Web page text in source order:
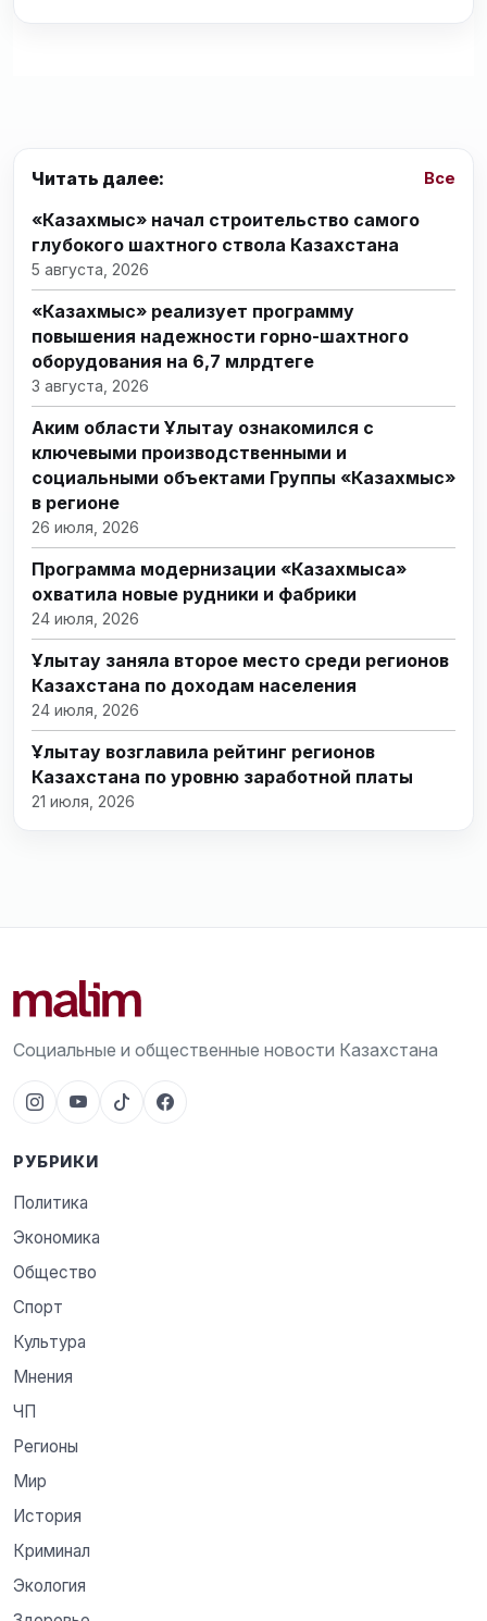
Читать далее: Все
«Казахмыс» начал строительство самого
глубокого шахтного ствола Казахстана
5 августа, 2026
«Казахмыс» реализует программу
повышения надежности горно-шахтного
оборудования на 6,7 млрдтеңге
3 августа, 2026
Аким области Ұлытау ознакомился с
ключевыми производственными и
социальными объектами Группы «Казахмыс»
в регионе
26 июля, 2026
Программа модернизации «Казахмыса»
охватила новые рудники и фабрики
24 июля, 2026
Ұлытау заняла второе место среди регионов
Казахстана по доходам населения
24 июля, 2026
Ұлытау возглавила рейтинг регионов
Казахстана по уровню заработной платы
21 июля, 2026
Социальные и общественные новости Казахстана
РУБРИКИ
Политика
Экономика
Общество
Спорт
Культура
Мнения
ЧП
Регионы
Мир
История
Криминал
Экология